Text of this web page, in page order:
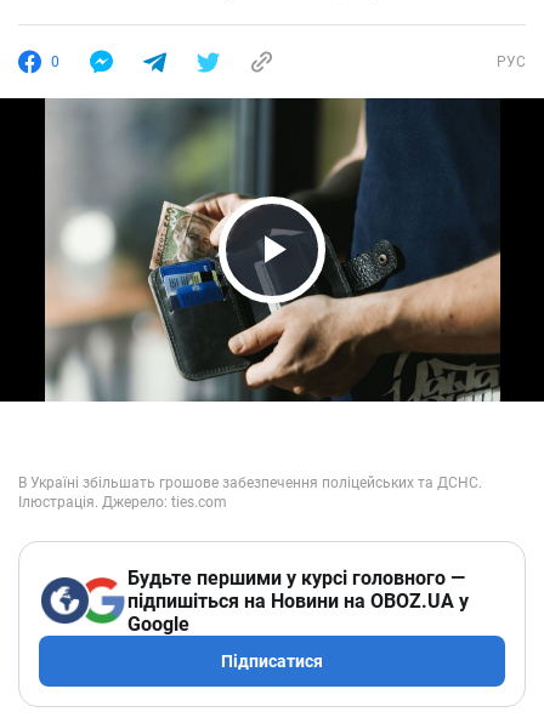
0 РУС
Play Video
Будьте першими у курсі головного —
підпишіться на Новини на OBOZ.UA у
Google
Підписатися